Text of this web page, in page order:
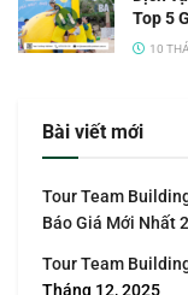
Top 5
10
Bài viết mới
Tour Team
Báo Giá Mới Nhất
Tour Team
Tháng 12, 2025